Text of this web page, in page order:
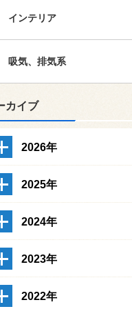
インテリア
吸気、排気系
カイブ
2026年
2025年
2024年
2023年
2022年